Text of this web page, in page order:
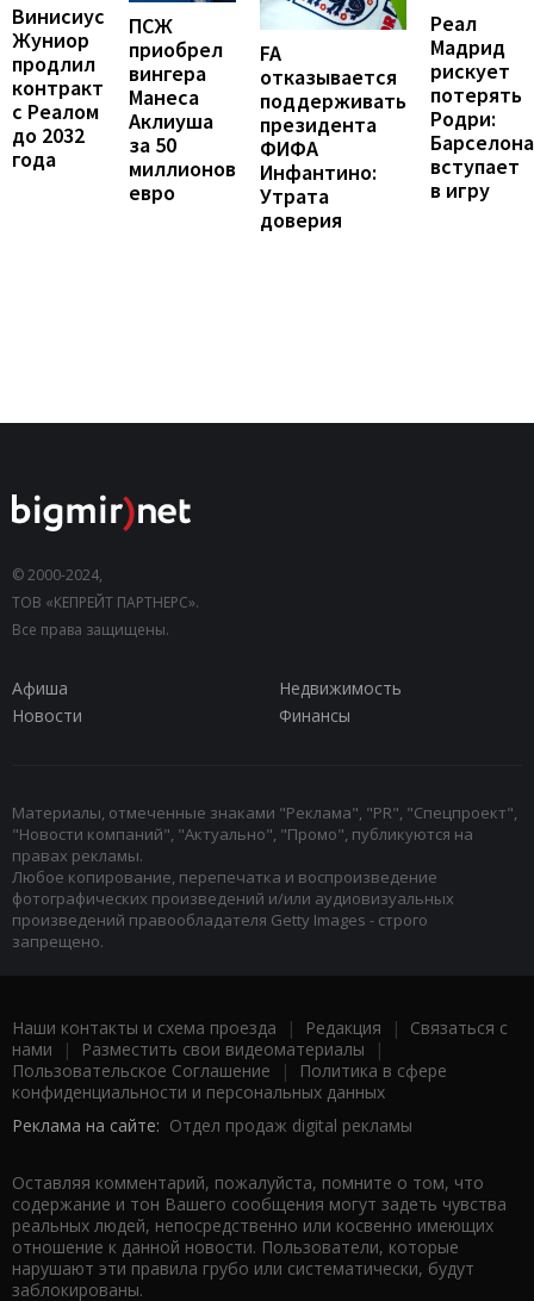
Винисиус
Жуниор
продлил
контракт
с Реалом
до 2032
года
ПСЖ
приобрел
вингера
Манеса
Аклиуша
за 50
миллионов
евро
FA
отказывается
поддерживать
президента
ФИФА
Инфантино:
Утрата
доверия
Реал
Мадрид
рискует
потерять
Родри:
Барселона
вступает
в игру
© 2000-2024,
ТОВ «КЕПРЕЙТ ПАРТНЕРС».
Все права защищены.
Афиша
Недвижимость
Новости
Финансы
Материалы, отмеченные знаками "Реклама", "PR", "Спецпроект",
"Новости компаний", "Актуально", "Промо", публикуются на
правах рекламы.
Любое копирование, перепечатка и воспроизведение
фотографических произведений и/или аудиовизуальных
произведений правообладателя Getty Images - строго
запрещено.
Наши контакты и схема проезда | Редакция | Связаться с
нами | Разместить свои видеоматериалы |
Пользовательское Соглашение |
Политика в сфере
конфиденциальности и персональных данных
Реклама на сайте: Отдел продаж digital рекламы
Оставляя комментарий, пожалуйста, помните о том, что
содержание и тон Вашего сообщения могут задеть чувства
реальных людей, непосредственно или косвенно имеющих
отношение к данной новости. Пользователи, которые
нарушают эти правила грубо или систематически, будут
заблокированы.